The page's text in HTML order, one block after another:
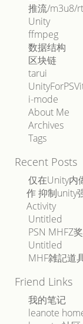
推流/m3u8/
Unity
ffmpeg
数据结构
区块链
tarui
i-mode
About Me
Archives
Tags
Recent Posts
仅在Unity内
作 抑制unity
Activity
Untitled
PSN MHFZ
Untitled
MHF雑記道
Friend Links
我的笔记
leanote